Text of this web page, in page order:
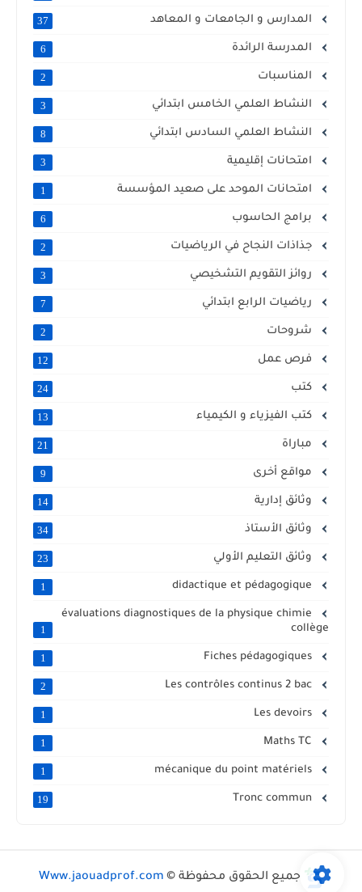
المدارس و الجامعات و المعاهد 37
المدرسة الرائدة 6
المناسبات 2
النشاط العلمي الخامس ابتدائي 3
النشاط العلمي السادس ابتدائي 8
امتحانات إقليمية 3
امتحانات الموحد على صعيد المؤسسة 1
برامج الحاسوب 6
جذاذات النجاح في الرياضيات 2
روائز التقويم التشخيصي 3
رياضيات الرابع ابتدائي 7
شروحات 2
فرص عمل 12
كتب 24
كتب الفيزياء و الكيمياء 13
مباراة 21
مواقع أخرى 9
وثائق إدارية 14
وثائق الأستاذ 34
وثائق التعليم الأولي 23
1
évaluations diagnostiques de la physique chimie
collège
1
Fiches pédagogiques
1
Les contrôles continus 2 bac
2
Les devoirs
1
1
mécanique du point matériels
1
19
جميع الحقوق محفوظة © Www.jaouadprof.com